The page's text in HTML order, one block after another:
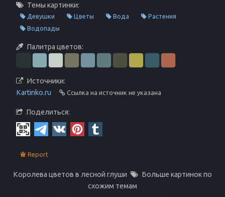
Темы картинки:
Девушки Цветы Вода
Растения
Водопады
Палитра цветов:
Источники:
Kartinko.ru
Ссылка на источник не указана
Поделиться:
Report
Королева цветов в лесной глуши
Больше картинок по
схожим темам